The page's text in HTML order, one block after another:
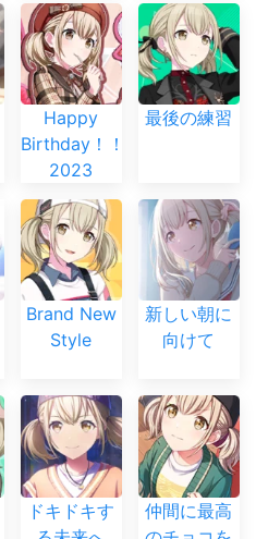
Happy
Birthday！！
2023
最後の練習
Brand New
Style
新しい朝に
向けて
ドキドキす
仲間に最高